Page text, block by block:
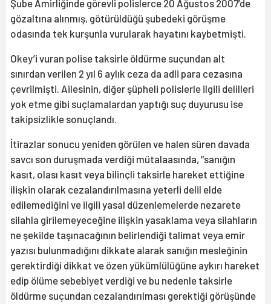
Şube Amirliğinde görevli polislerce 20 Ağustos 2007’de
gözaltına alınmış, götürüldüğü şubedeki görüşme
odasında tek kurşunla vurularak hayatını kaybetmişti.
Okey’i vuran polise taksirle öldürme suçundan alt
sınırdan verilen 2 yıl 6 aylık ceza da adli para cezasına
çevrilmişti. Ailesinin, diğer şüpheli polislerle ilgili delilleri
yok etme gibi suçlamalardan yaptığı suç duyurusu ise
takipsizlikle sonuçlandı.
İtirazlar sonucu yeniden görülen ve halen süren davada
savcı son duruşmada verdiği mütalaasında, “sanığın
kasıt, olası kasıt veya bilinçli taksirle hareket ettiğine
ilişkin olarak cezalandırılmasına yeterli delil elde
edilemediğini ve ilgili yasal düzenlemelerde nezarete
silahla girilemeyeceğine ilişkin yasaklama veya silahların
ne şekilde taşınacağının belirlendiği talimat veya emir
yazısı bulunmadığını dikkate alarak sanığın mesleğinin
gerektirdiği dikkat ve özen yükümlülüğüne aykırı hareket
edip ölüme sebebiyet verdiği ve bu nedenle taksirle
öldürme suçundan cezalandırılması gerektiği görüşünde